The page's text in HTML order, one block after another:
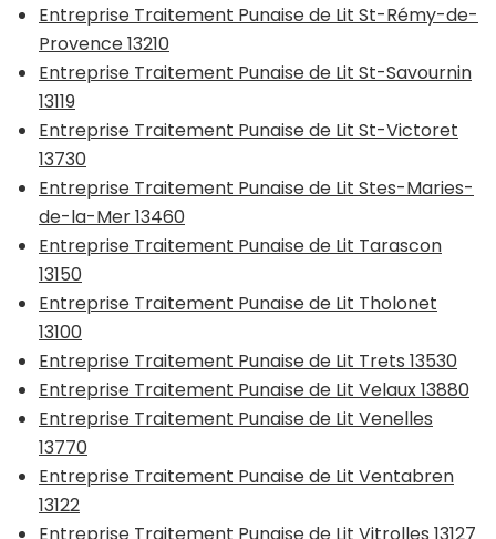
Entreprise Traitement Punaise de Lit St-Rémy-de-
Provence 13210
Entreprise Traitement Punaise de Lit St-Savournin
13119
Entreprise Traitement Punaise de Lit St-Victoret
13730
Entreprise Traitement Punaise de Lit Stes-Maries-
de-la-Mer 13460
Entreprise Traitement Punaise de Lit Tarascon
13150
Entreprise Traitement Punaise de Lit Tholonet
13100
Entreprise Traitement Punaise de Lit Trets 13530
Entreprise Traitement Punaise de Lit Velaux 13880
Entreprise Traitement Punaise de Lit Venelles
13770
Entreprise Traitement Punaise de Lit Ventabren
13122
Entreprise Traitement Punaise de Lit Vitrolles 13127